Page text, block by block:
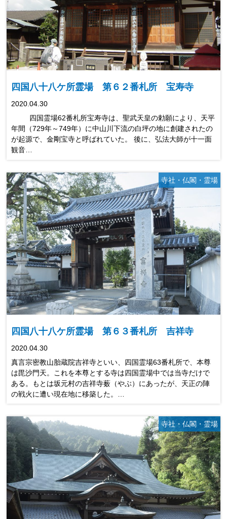
四国八十八ケ所霊場 第６２番札所 宝寿寺
2020.04.30
四国霊場62番札所宝寿寺は、聖武天皇の勅願により、天平
年間（729年～749年）に中山川下流の白坪の地に創建されたの
が起源で、金剛宝寺と呼ばれていた。 後に、弘法大師が十一面
観音…
寺社・仏閣・霊場
四国八十八ケ所霊場 第６３番札所 吉祥寺
2020.04.30
真言宗密教山胎蔵院吉祥寺といい、四国霊場63番札所で、本尊
は毘沙門天。これを本尊とする寺は四国霊場中では当寺だけで
ある。もとは坂元村の吉祥寺薮（やぶ）にあったが、天正の陣
の戦火に遭い現在地に移築した。…
寺社・仏閣・霊場